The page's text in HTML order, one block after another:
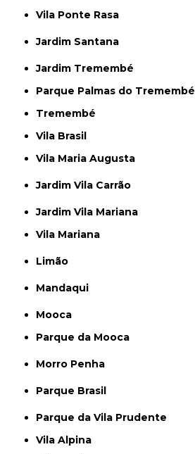
Vila Ponte Rasa
Jardim Santana
Jardim Tremembé
Parque Palmas do Tremembé
Tremembé
Vila Brasil
Vila Maria Augusta
Jardim Vila Carrão
Jardim Vila Mariana
Vila Mariana
Limão
Mandaqui
Mooca
Parque da Mooca
Morro Penha
Parque Brasil
Parque da Vila Prudente
Vila Alpina